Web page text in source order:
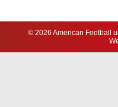
© 2026 American Football